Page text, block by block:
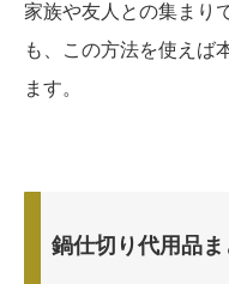
家族や友人との集まり
も、この方法を使えば
ます。
鍋仕切り代用品